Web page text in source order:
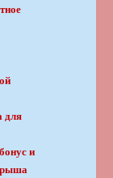
для
и